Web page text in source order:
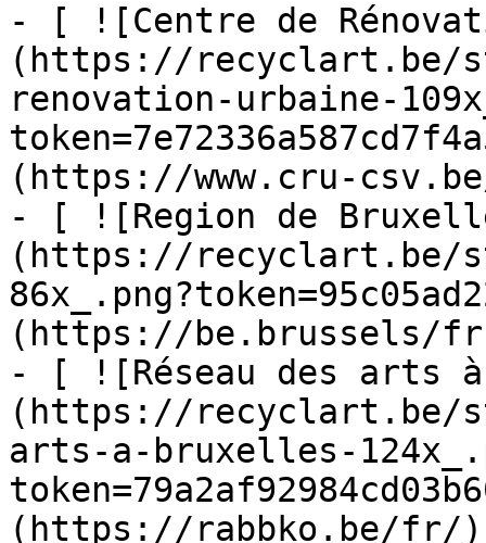
- [ ![Centre de
(https://recyclart.be/
renovation-urbaine-
(https://www.cru-
- [ ![Region de
(https://recyclart.be/
(https://be.brussels/
- [ ![Réseau des arts
(https://recyclart.be/
arts-a-bruxelles-
(https://rabbko.be/fr/)